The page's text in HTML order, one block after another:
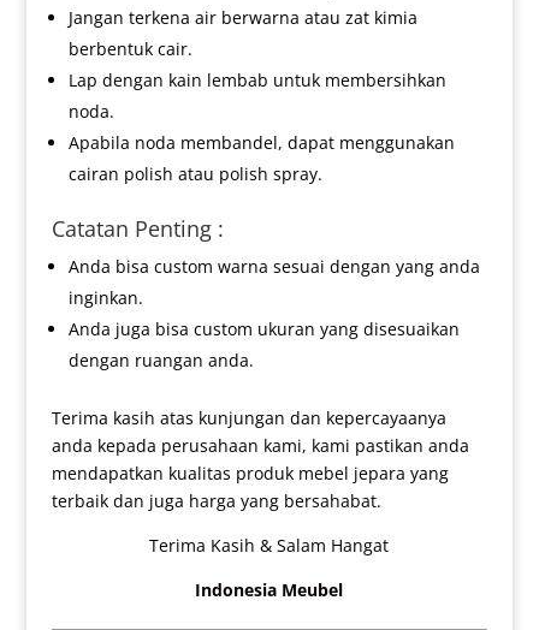
Jangan terkena air berwarna atau zat kimia
berbentuk cair.
Lap dengan kain lembab untuk membersihkan
noda.
Apabila noda membandel, dapat menggunakan
cairan polish atau polish spray.
Catatan Penting :
Anda bisa custom warna sesuai dengan yang anda
inginkan.
Anda juga bisa custom ukuran yang disesuaikan
dengan ruangan anda.
Terima kasih atas kunjungan dan kepercayaanya
anda kepada perusahaan kami, kami pastikan anda
mendapatkan kualitas produk mebel jepara yang
terbaik dan juga harga yang bersahabat.
Terima Kasih & Salam Hangat
Indonesia Meubel